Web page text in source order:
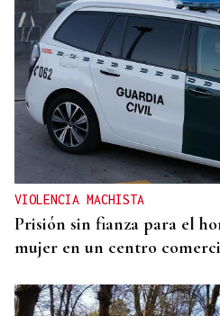
VIOLENCIA MACHISTA
Prisión sin fianza para el
mujer en un centro